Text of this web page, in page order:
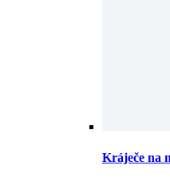
Kráječe na